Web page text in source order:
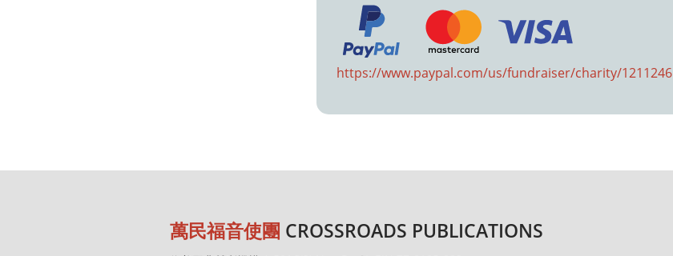
https://www.paypal.com/us/fundraiser/charity/1211246
萬民福音使團 CROSSROADS PUBLICATIONS